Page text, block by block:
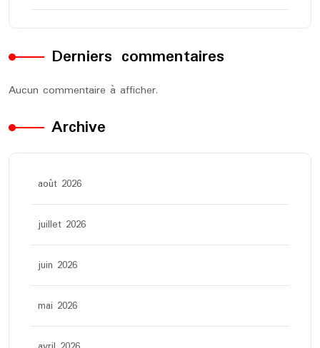
Derniers commentaires
Aucun commentaire à afficher.
Archive
août 2026
juillet 2026
juin 2026
mai 2026